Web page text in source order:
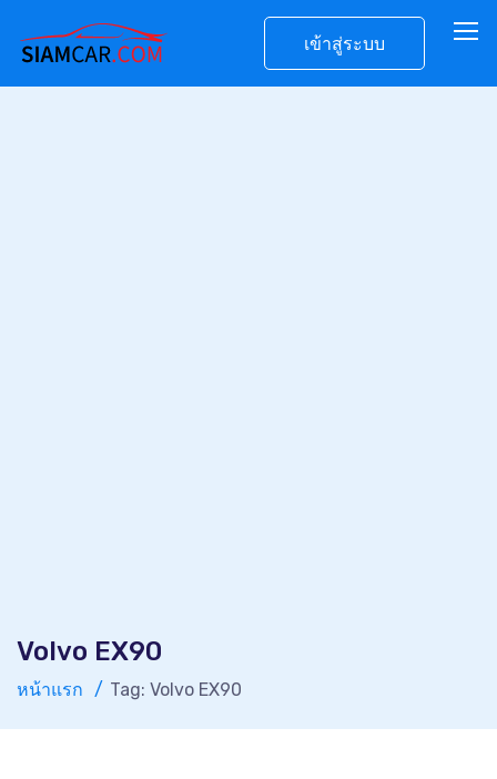
เข้าสู่ระบบ
Volvo EX90
หน้าแรก Tag: Volvo EX90